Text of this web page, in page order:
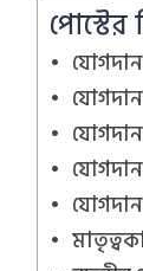
পোস্টের